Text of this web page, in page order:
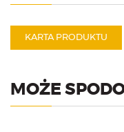
KARTA PRODUKTU
MOŻE